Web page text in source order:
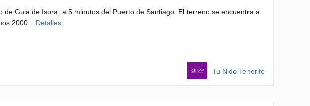
Guia de Isora, a 5 minutos del Puerto de Santiago. El terreno se encuentra a
2000... Detalles
Tu Nido Tenerife